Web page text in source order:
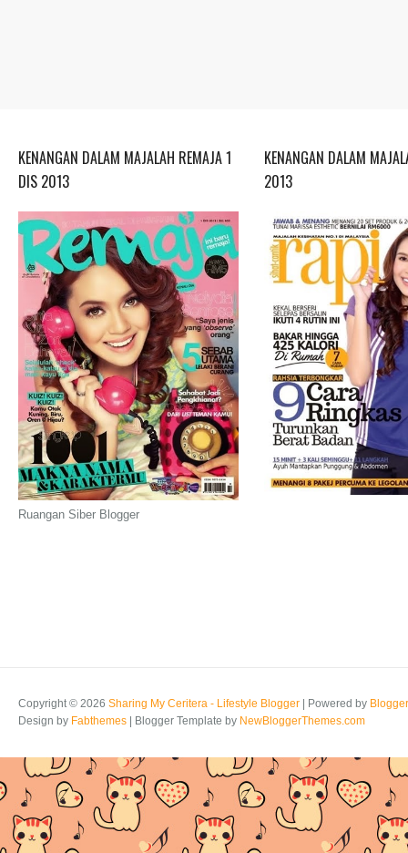
KENANGAN DALAM MAJALAH REMAJA 1
DIS 2013
Ruangan Siber Blogger
KENANGAN DALAM
2013
Copyright © 2026 Sharing My Ceritera - Lifestyle Blogger | Powered by Blogger
Design by Fabthemes | Blogger Template by NewBloggerThemes.com